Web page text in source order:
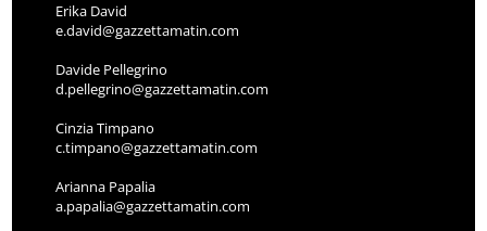
Erika David
e.david@gazzettamatin.com
Davide Pellegrino
d.pellegrino@gazzettamatin.com
Cinzia Timpano
c.timpano@gazzettamatin.com
Arianna Papalia
a.papalia@gazzettamatin.com